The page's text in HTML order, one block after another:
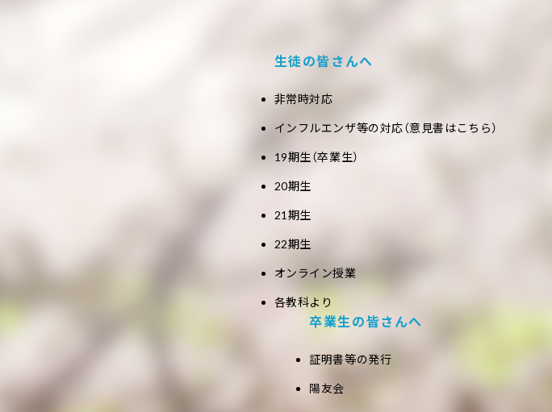
生徒の皆さんへ
非常時対応
インフルエンザ等の対応（意見書はこちら）
19期生（卒業生）
20期生
21期生
22期生
オンライン授業
各教科より
卒業生の皆さんへ
証明書等の発行
陽友会